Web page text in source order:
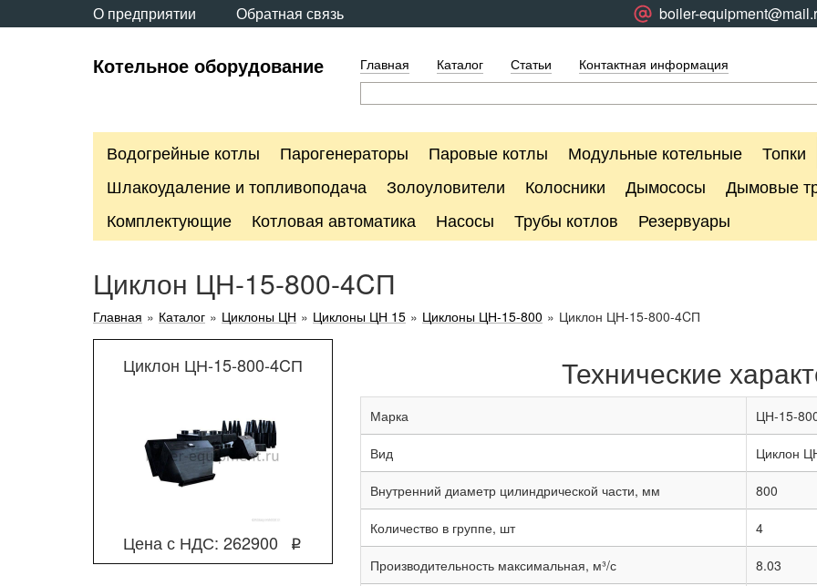
О предприятии Обратная связь boiler-
Котельное оборудование Главная Каталог Статьи Контактная информация
Водогрейные котлы Парогенераторы Паровые котлы Модульные котельные Топки
Шлакоудаление и топливоподача
Золоуловители Колосники Дымососы Дымовые
Комплектующие
Котловая автоматика Насосы Трубы котлов Резервуары
Циклон ЦН-15-800-4CП
Главная » Каталог » Циклоны ЦН » Циклоны ЦН 15 » Циклоны ЦН-15-800 » Циклон ЦН-15-800-4CП
Циклон ЦН-15-800-4CП
Цена с НДС: 262900 q
Технические
Марка ЦН-15-
Вид Циклон
Внутренний диаметр цилиндрической части, мм 800
Количество в группе, шт 4
Производительность максимальная, м³/с 8.03